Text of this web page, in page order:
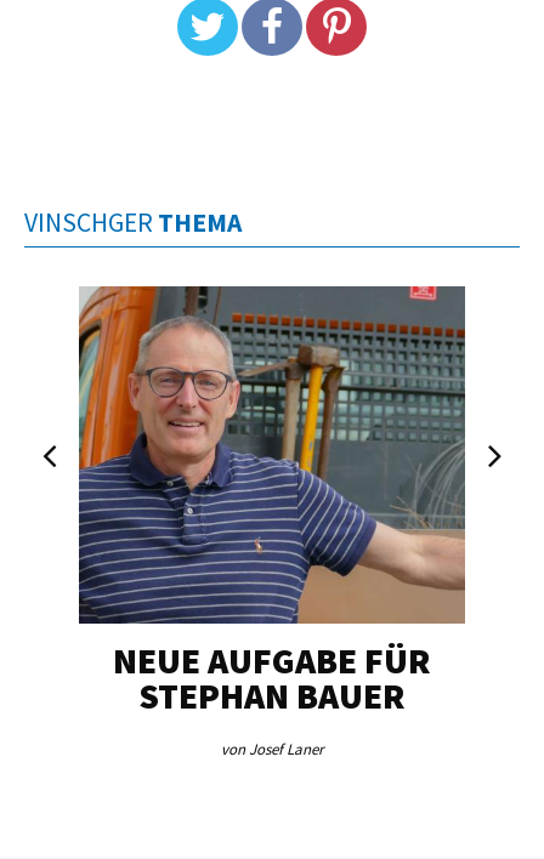
VINSCHGER THEMA
NEUE AUFGABE FÜR
STEPHAN BAUER
von Josef Laner